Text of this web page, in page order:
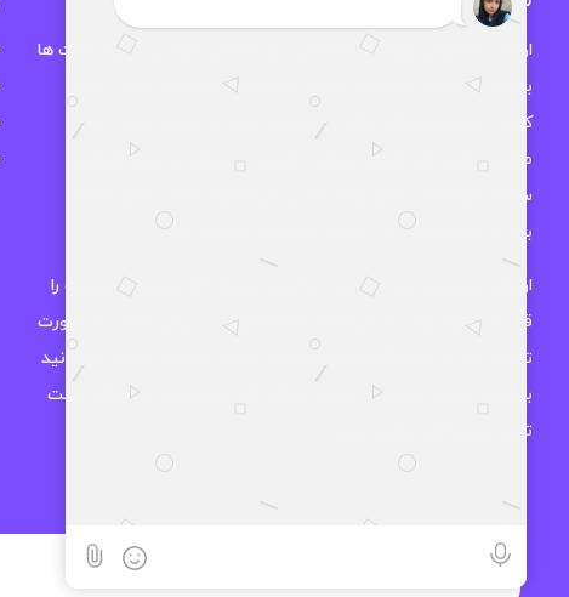
اوزمان دیجیتال فروشگاه تخصصی لوازم جانبی موبایل و انواع گجت ها
بوده و به صورت تخصصی تمامی محصولات موجود در بازار را تست
کرده و محصولاتی که واقعا ارزش خرید دارند را موجود کرده و به
مخاطب های خود معرفی میکند. اوزمان دیجیتال در زمینه هدفون،
ساعت هوشمند و سایر لوازم جانبی نیز فعالیت دارد و سعی میکند
بهترین محصولات را در اختیار مشتریان خود قرار دهد.
اوزمان دیجیتال این اطمینان را به شما میدهد که تمامی محصولات را
قبل از موجود کردن در فروشگاه از همه جوانب بررسی کرده و در صورت
تایید ، کالا در فروشگاه موجود میشود و شما با خیال آسوده میتوانید
بهترین انتخاب را داشته باشید چرا که اکثر محصولات فروشگاه مهلت
تست بدون قید و شرط دارند.